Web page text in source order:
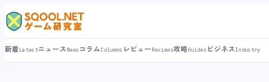
新着LatestニュースNews コラムColumns レビューReviews攻略Guides ビジネスIndustry